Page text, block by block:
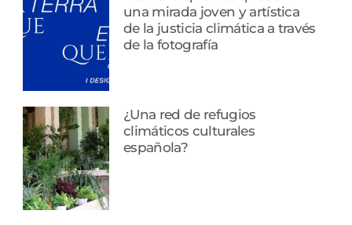
una mirada joven y artística
de la justicia climática a través
de la fotografía
¿Una red de refugios
climáticos culturales
española?